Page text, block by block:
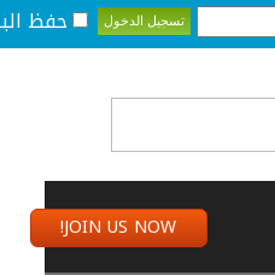
حفظ
JOIN US NOW!